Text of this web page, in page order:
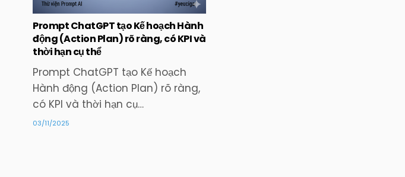
Prompt ChatGPT tạo Kế hoạch Hành
động (Action Plan) rõ ràng, có KPI và
thời hạn cụ thể
Prompt ChatGPT tạo Kế hoạch
Hành động (Action Plan) rõ ràng,
có KPI và thời hạn cụ…
03/11/2025